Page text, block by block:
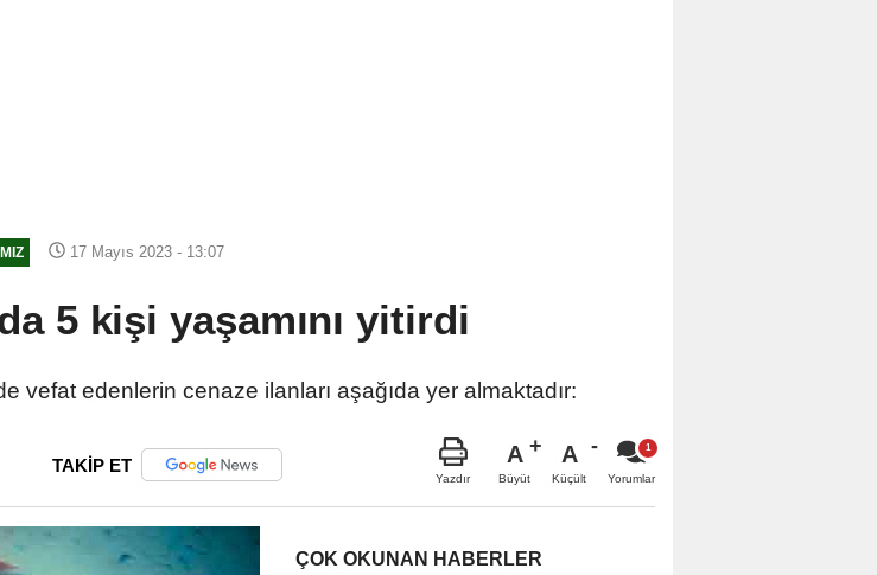
17 Mayıs 2023 - 13:07
5 kişi yaşamını yitirdi
vefat edenlerin cenaze ilanları aşağıda yer almaktadır:
TAKİP ET
Yazdır
A
Büyüt
A
Küçült Yorumlar
ÇOK OKUNAN HABERLER